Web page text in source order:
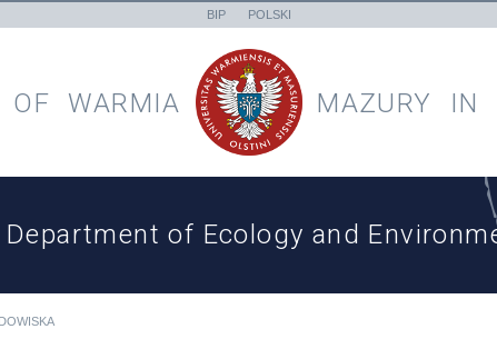
BIP POLSKI
OF WARMIA MAZURY IN
Department of Ecology and